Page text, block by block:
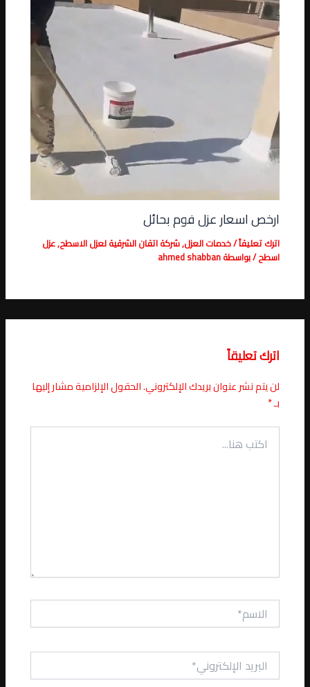
ارخص اسعار عزل فوم بحائل
اترك تعليقاً/خدمات العزل,شركة اتقان الشرقية لعزل الاسطح,عزل
اسطح/ بواسطةahmed shabban
اترك تعليقاً
لن يتم نشر عنوان بريدك الإلكتروني.الحقول الإلزامية مشار إليها
بـ*
اكتب
هنا...
الاسم*
البريد
الإلكتروني*